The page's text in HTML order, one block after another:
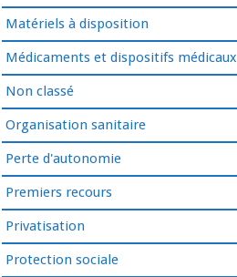
Matériels à disposition
Médicaments et dispositifs médicaux
Non classé
Organisation sanitaire
Perte d'autonomie
Premiers recours
Privatisation
Protection sociale